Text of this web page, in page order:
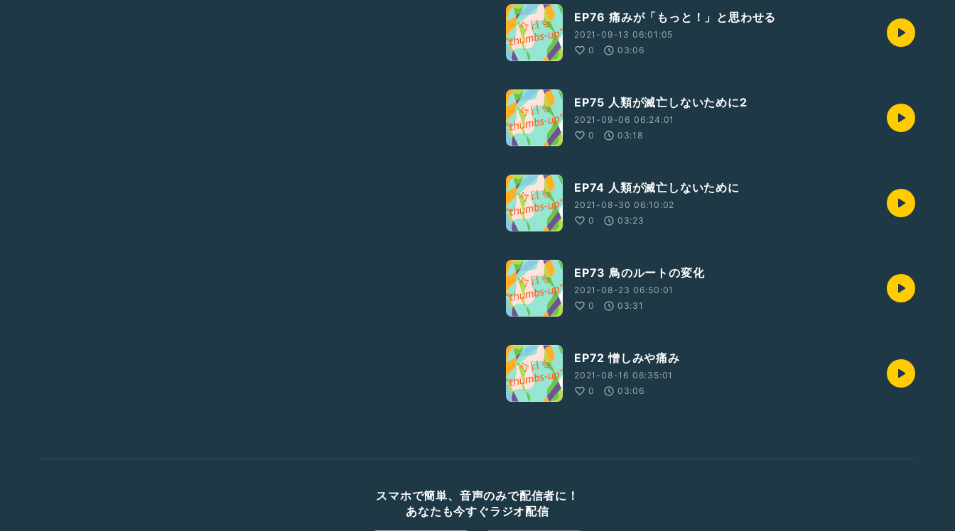
EP76 痛みが「もっと！」と思わせる
2021-09-13 06:01:05
0
03:06
EP75 人類が滅亡しないために2
2021-09-06 06:24:01
0
03:18
EP74 人類が滅亡しないために
2021-08-30 06:10:02
0
03:23
EP73 鳥のルートの変化
2021-08-23 06:50:01
0
03:31
EP72 憎しみや痛み
2021-08-16 06:35:01
0
03:06
スマホで簡単、音声のみで配信者に！
あなたも今すぐラジオ配信